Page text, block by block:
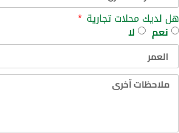
هل لديك محلات تجارية
نعم لا